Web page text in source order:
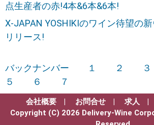
点生産者の赤!4本&6本&6本!
X-JAPAN YOSHIKIのワイン待望の
リリース!
バックナンバー １ ２ ３
５
６ ７
会社概要| お問合せ| 求人 |
Copyright (C) 2026 Delivery-Wine